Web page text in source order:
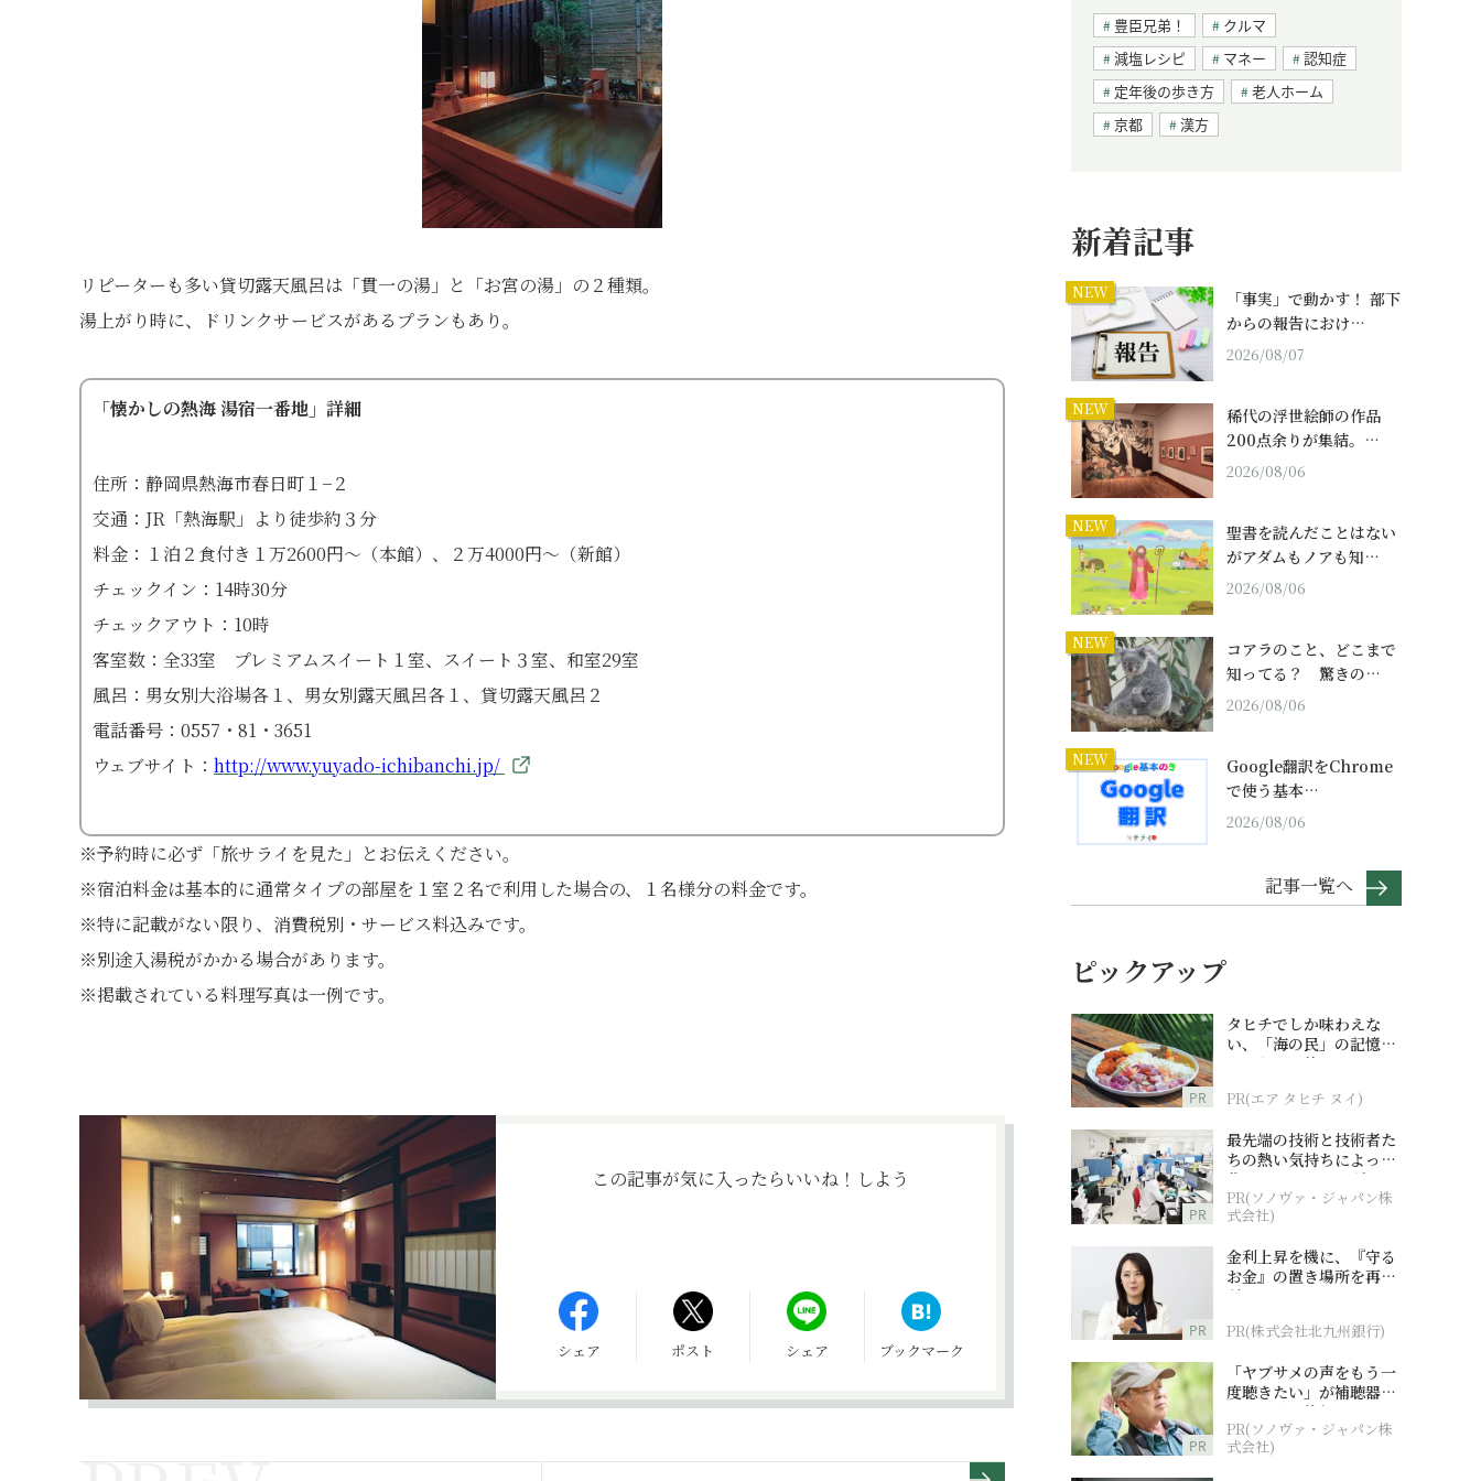
リピーターも多い貸切露天風呂は「貫一の湯」と「お宮の湯」の２種類。
湯上がり時に、ドリンクサービスがあるプランもあり。
「懐かしの熱海 湯宿一番地」詳細
住所：静岡県熱海市春日町１−２
交通：JR「熱海駅」より徒歩約３分
料金：１泊２食付き１万2600円〜（本館）、２万4000円〜（新館）
チェックイン：14時30分
チェックアウト：10時
客室数：全33室 プレミアムスイート１室、スイート３室、和室29室
風呂：男女別大浴場各１、男女別露天風呂各１、貸切露天風呂２
電話番号：0557・81・3651
ウェブサイト： http://www.yuyado-ichibanchi.jp/
※予約時に必ず「旅サライを見た」とお伝えください。
※宿泊料金は基本的に通常タイプの部屋を１室２名で利用した場合の、１名様分の料金です。
※特に記載がない限り、消費税別・サービス料込みです。
※別途入湯税がかかる場合があります。
※掲載されている料理写真は一例です。
この記事が気に入ったらいいね！しよう
シェア ポスト シェア ブックマーク
豊臣兄弟！
クルマ
減塩レシピ
マネー
認知症
定年後の歩き方
老人ホーム
京都
漢方
新着記事
NEW
「事実」で動かす！ 部下
からの報告におけ…
2026/08/07
NEW
稀代の浮世絵師の作品
200点余りが集結。…
2026/08/06
NEW
聖書を読んだことはない
がアダムもノアも知…
2026/08/06
NEW
コアラのこと、どこまで
知ってる？ 驚きの…
2026/08/06
NEW
Google翻訳をChrome
で使う基本…
2026/08/06
記事一覧へ
ピックアップ
PR
タヒチでしか味わえな
い、「海の民」の記憶へ
とつながる旅
PR(エア タヒチ ヌイ)
PR
最先端の技術と技術者た
ちの熱い気持ちによって
作られているオーダーメ
イド補聴器
PR(ソノヴァ・ジャパン株
式会社)
PR
金利上昇を機に、『守る
お金』の置き場所を再検
討
PR(株式会社北九州銀行)
PR
「ヤブサメの声をもう一
度聴きたい」が補聴器チ
ャレンジの後押しに
PR(ソノヴァ・ジャパン株
式会社)